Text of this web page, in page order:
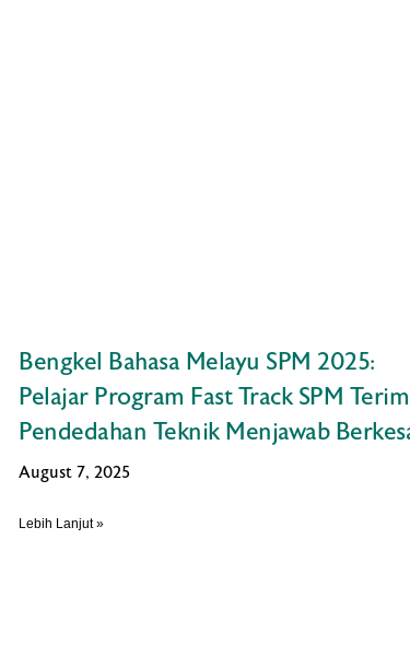
Bengkel Bahasa Melayu SPM 2025:
Pelajar Program Fast Track SPM
Pendedahan Teknik Menjawab
August 7, 2025
Lebih Lanjut »